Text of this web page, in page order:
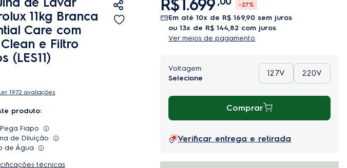
11kg Branca
Care com
e Filtro
(LES11)
1972 avaliações
produto:
Fiapo
de Diluição
de Água
técnicas
R$1.699 -27%
em até 10x de R$ 169,90 sem juros
ou 13x de R$ 144,82 com juros
Ver meios de pagamento
127V 220V
Comprar
Verificar entrega e retirada